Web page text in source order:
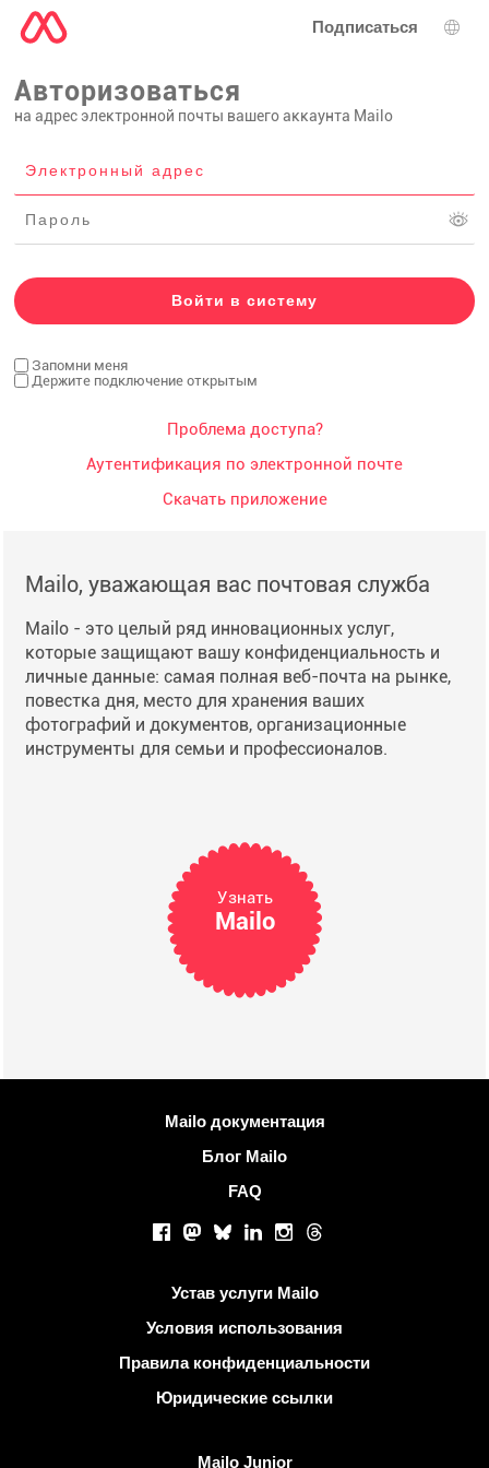
Подписаться
Авторизоваться
на адрес электронной почты вашего аккаунта Mailo
Запомни меня
Держите подключение открытым
Проблема доступа?
Аутентификация по электронной почте
Скачать приложение
Mailo, уважающая вас почтовая служба
Mailo - это целый ряд инновационных услуг,
которые защищают вашу конфиденциальность и
личные данные: самая полная веб-почта на рынке,
повестка дня, место для хранения ваших
фотографий и документов, организационные
инструменты для семьи и профессионалов.
Узнать
Mailo
Больше информацииMailo документация
Блог Mailo
FAQ
Социальные сети
Facebook
Mastodon
BlueskyLinkedInInstagram
Threads
Полезные ссылкиУстав услуги Mailo
Условия использования
Правила конфиденциальности
Юридические ссылки
Mailo Junior